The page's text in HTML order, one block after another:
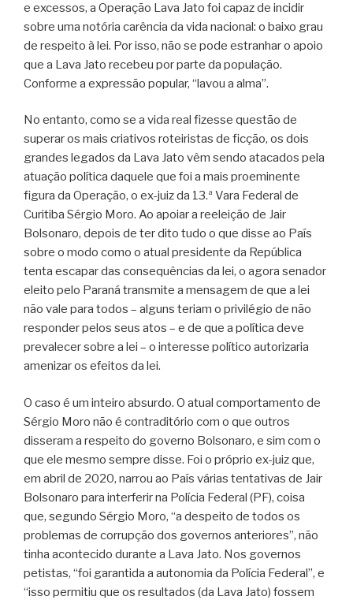
e excessos, a Operação Lava Jato foi capaz de incidir
sobre uma notória carência da vida nacional: o baixo grau
de respeito à lei. Por isso, não se pode estranhar o apoio
que a Lava Jato recebeu por parte da população.
Conforme a expressão popular, “lavou a alma”.
No entanto, como se a vida real fizesse questão de
superar os mais criativos roteiristas de ficção, os dois
grandes legados da Lava Jato vêm sendo atacados pela
atuação política daquele que foi a mais proeminente
figura da Operação, o ex-juiz da 13.ª Vara Federal de
Curitiba Sérgio Moro. Ao apoiar a reeleição de Jair
Bolsonaro, depois de ter dito tudo o que disse ao País
sobre o modo como o atual presidente da República
tenta escapar das consequências da lei, o agora senador
eleito pelo Paraná transmite a mensagem de que a lei
não vale para todos – alguns teriam o privilégio de não
responder pelos seus atos – e de que a política deve
prevalecer sobre a lei – o interesse político autorizaria
amenizar os efeitos da lei.
O caso é um inteiro absurdo. O atual comportamento de
Sérgio Moro não é contraditório com o que outros
disseram a respeito do governo Bolsonaro, e sim com o
que ele mesmo sempre disse. Foi o próprio ex-juiz que,
em abril de 2020, narrou ao País várias tentativas de Jair
Bolsonaro para interferir na Polícia Federal (PF), coisa
que, segundo Sérgio Moro, “a despeito de todos os
problemas de corrupção dos governos anteriores”, não
tinha acontecido durante a Lava Jato. Nos governos
petistas, “foi garantida a autonomia da Polícia Federal”, e
“isso permitiu que os resultados (da Lava Jato) fossem